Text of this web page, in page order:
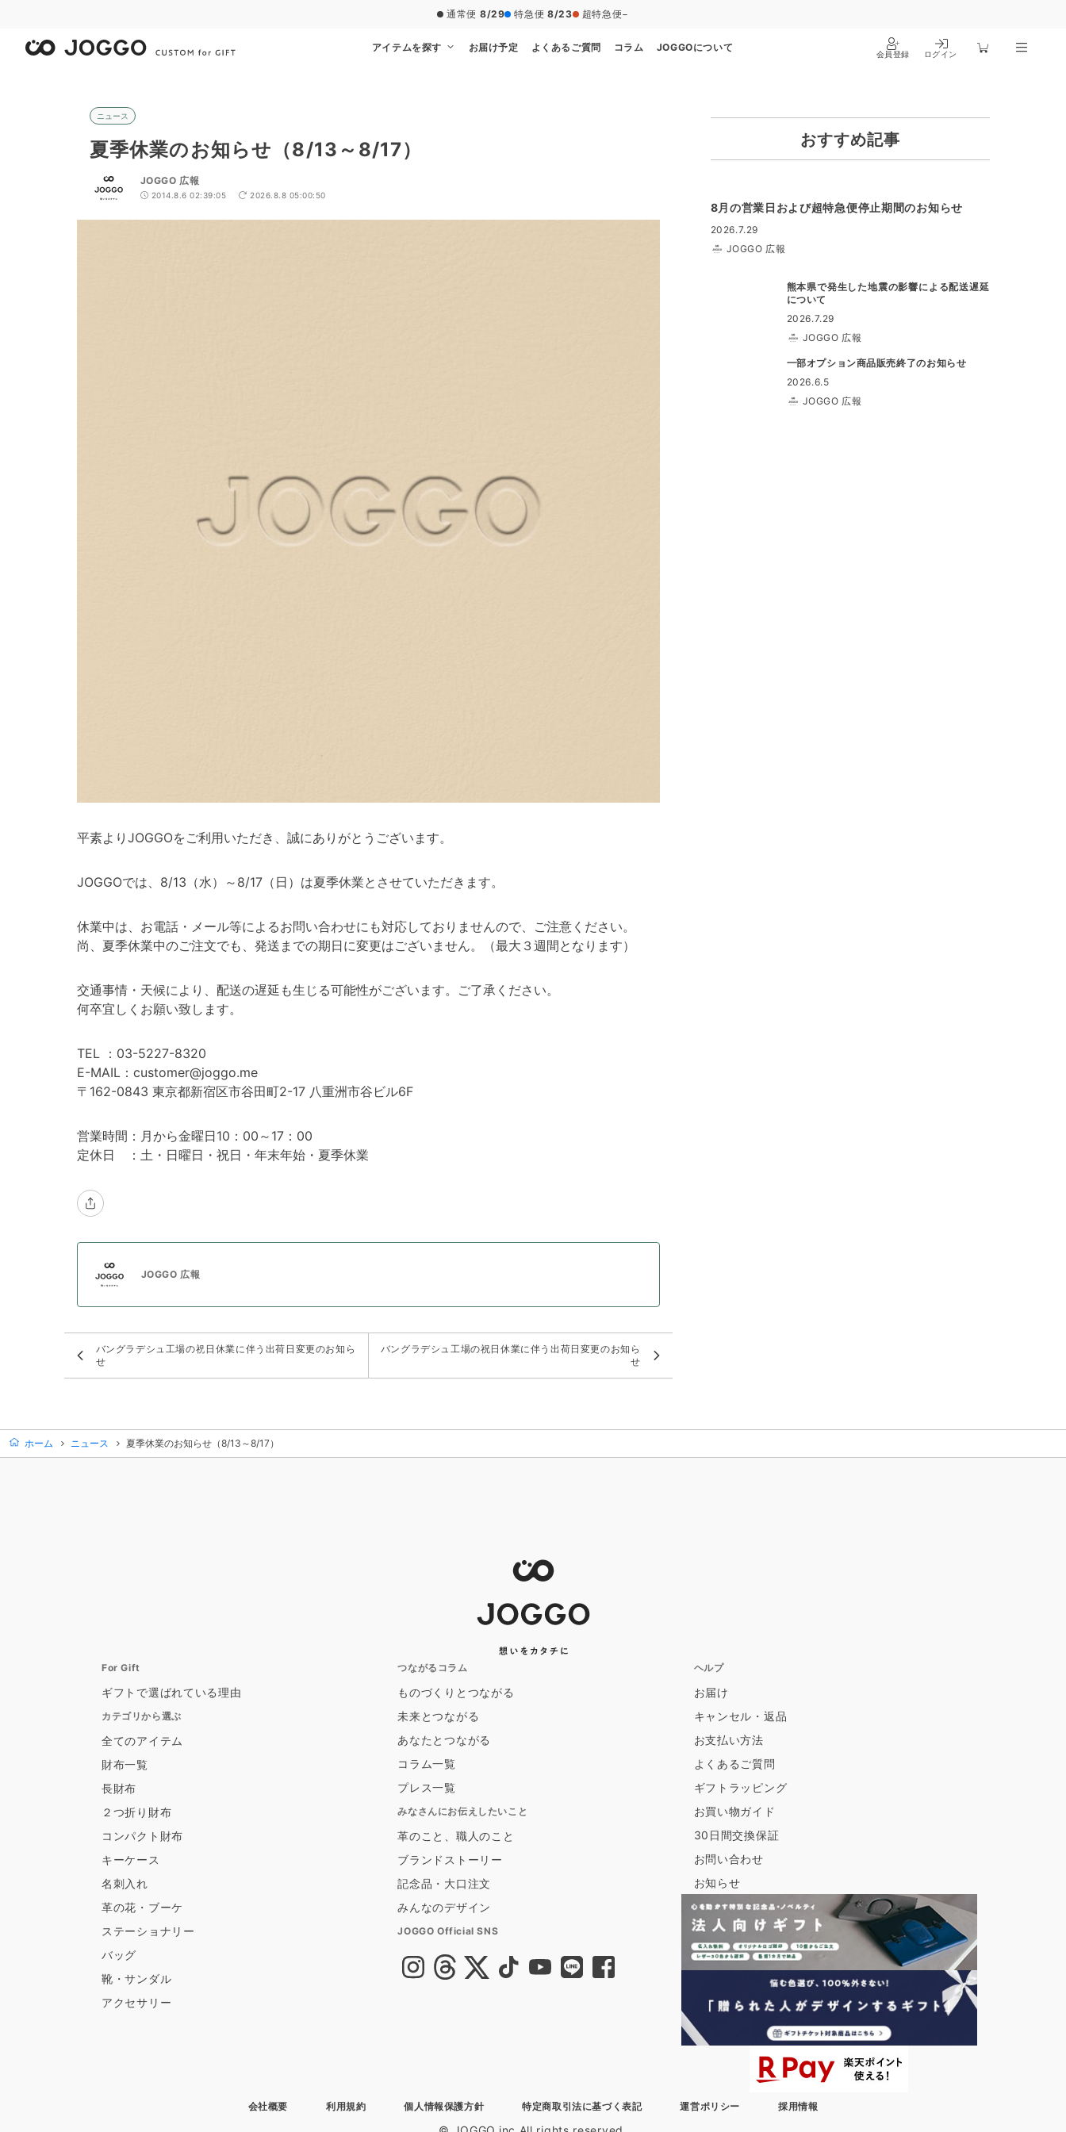
通常便 8/29 特急便 8/23 超特急便−
アイテムを探す お届け予定 よくあるご質問 コラム JOGGOについて
会員登録 ログイン
ニュース
夏季休業のお知らせ（8/13～8/17）
JOGGO 広報
2014.8.6 02:39:05 2026.8.8 05:00:50
平素よりJOGGOをご利用いただき、誠にありがとうございます。
JOGGOでは、8/13（水）～8/17（日）は夏季休業とさせていただきます。
休業中は、お電話・メール等によるお問い合わせにも対応しておりませんので、ご注意ください。
尚、夏季休業中のご注文でも、発送までの期日に変更はございません。（最大３週間となります）
交通事情・天候により、配送の遅延も生じる可能性がございます。ご了承ください。
何卒宜しくお願い致します。
TEL ：03-5227-8320
E-MAIL：customer@joggo.me
〒162-0843 東京都新宿区市谷田町2-17 八重洲市谷ビル6F
営業時間：月から金曜日10：00～17：00
定休日 ：土・日曜日・祝日・年末年始・夏季休業
JOGGO 広報
バングラデシュ工場の祝日休業に伴う出荷日変更のお知ら
せ
バングラデシュ工場の祝日休業に伴う出荷日変更のお知ら
せ
おすすめ記事
8月の営業日および超特急便停止期間のお知らせ
2026.7.29
JOGGO 広報
熊本県で発生した地震の影響による配送遅延
について
2026.7.29
JOGGO 広報
一部オプション商品販売終了のお知らせ
2026.6.5
JOGGO 広報
ホーム ニュース 夏季休業のお知らせ（8/13～8/17）
For Gift
ギフトで選ばれている理由
カテゴリから選ぶ
全てのアイテム
財布一覧
長財布
２つ折り財布
コンパクト財布
キーケース
名刺入れ
革の花・ブーケ
ステーショナリー
バッグ
靴・サンダル
アクセサリー
つながるコラム
ものづくりとつながる
未来とつながる
あなたとつながる
コラム一覧
プレス一覧
みなさんにお伝えしたいこと
革のこと、職人のこと
ブランドストーリー
記念品・大口注文
みんなのデザイン
JOGGO Official SNS
ヘルプ
お届け
キャンセル・返品
お支払い方法
よくあるご質問
ギフトラッピング
お買い物ガイド
30日間交換保証
お問い合わせ
お知らせ
会社概要 利用規約 個人情報保護方針 特定商取引法に基づく表記 運営ポリシー 採用情報